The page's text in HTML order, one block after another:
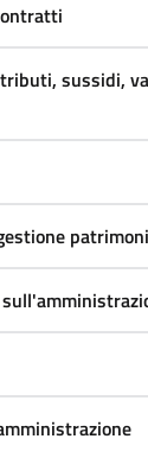
sussidi,